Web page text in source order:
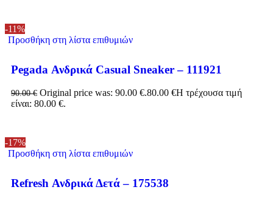
-11%
Προσθήκη στη λίστα επιθυμιών
Pegada Ανδρικά Casual Sneaker – 111921
90.00€ Original price was: 90.00 €.80.00 €Η τρέχουσα τιμή
είναι: 80.00 €.
-17%
Προσθήκη στη λίστα επιθυμιών
Refresh Ανδρικά Δετά – 175538